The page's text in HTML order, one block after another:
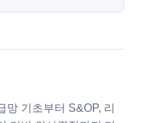
기초부터 S&OP, 리